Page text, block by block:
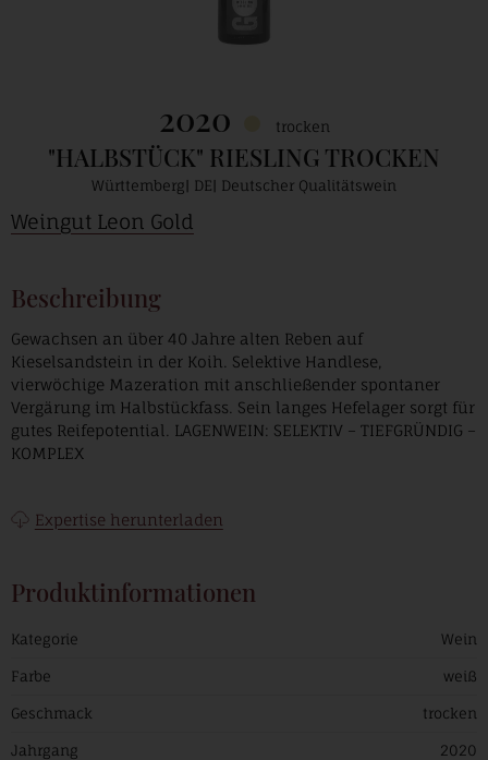
2020 trocken
"HALBSTÜCK" RIESLING TROCKEN
Württemberg DE Deutscher Qualitätswein
Weingut Leon Gold
Beschreibung
Gewachsen an über 40 Jahre alten Reben auf
Kieselsandstein in der Koih. Selektive Handlese,
vierwöchige Mazeration mit anschließender spontaner
Vergärung im Halbstückfass. Sein langes Hefelager sorgt für
gutes Reifepotential. LAGENWEIN: SELEKTIV – TIEFGRÜNDIG –
KOMPLEX
Expertise herunterladen
Produktinformationen
Kategorie Wein
Farbe weiß
Geschmack trocken
Jahrgang 2020